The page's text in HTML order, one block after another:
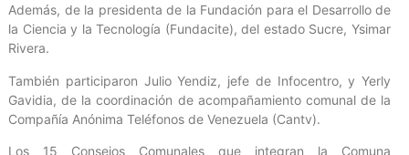
Además, de la presidenta de la Fundación para el Desarrollo de
la Ciencia y la Tecnología (Fundacite), del estado Sucre, Ysimar
Rivera.
También participaron Julio Yendiz, jefe de Infocentro, y Yerly
Gavidia, de la coordinación de acompañamiento comunal de la
Compañía Anónima Teléfonos de Venezuela (Cantv).
Los 15 Consejos Comunales que integran la Comuna